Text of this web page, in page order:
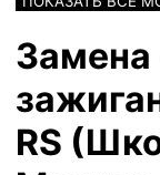
Замена
RS